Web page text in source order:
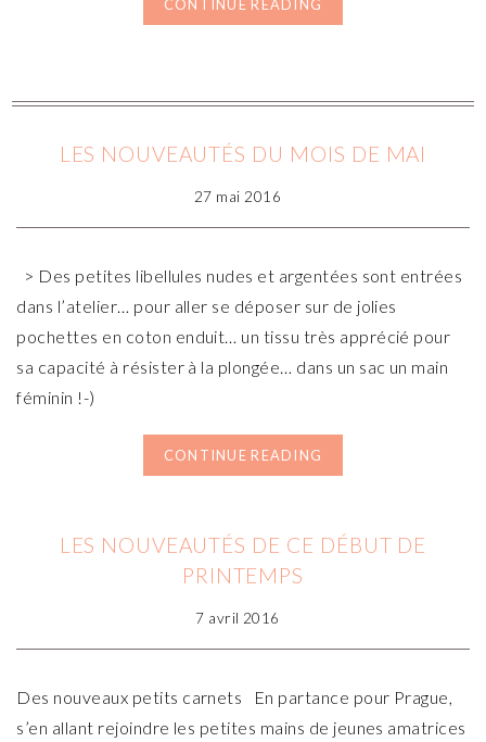
CONTINUE READING
LES NOUVEAUTÉS DU MOIS DE MAI
27 mai 2016
> Des petites libellules nudes et argentées sont entrées
dans l’atelier… pour aller se déposer sur de jolies
pochettes en coton enduit… un tissu très apprécié pour
sa capacité à résister à la plongée… dans un sac un main
féminin !-)
CONTINUE READING
LES NOUVEAUTÉS DE CE DÉBUT DE
PRINTEMPS
7 avril 2016
Des nouveaux petits carnets En partance pour Prague,
s’en allant rejoindre les petites mains de jeunes amatrices